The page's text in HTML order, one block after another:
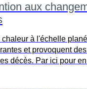
aux
chaleur à l'échelle
et provoquent
décès. Par ici pour